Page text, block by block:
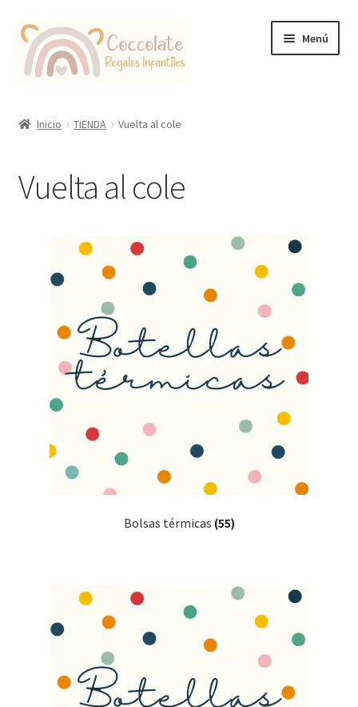
Ir
la
Ir
contenido
Menú
Inicio TIENDA Vuelta al cole
Vuelta al cole
Bolsas térmicas (55)